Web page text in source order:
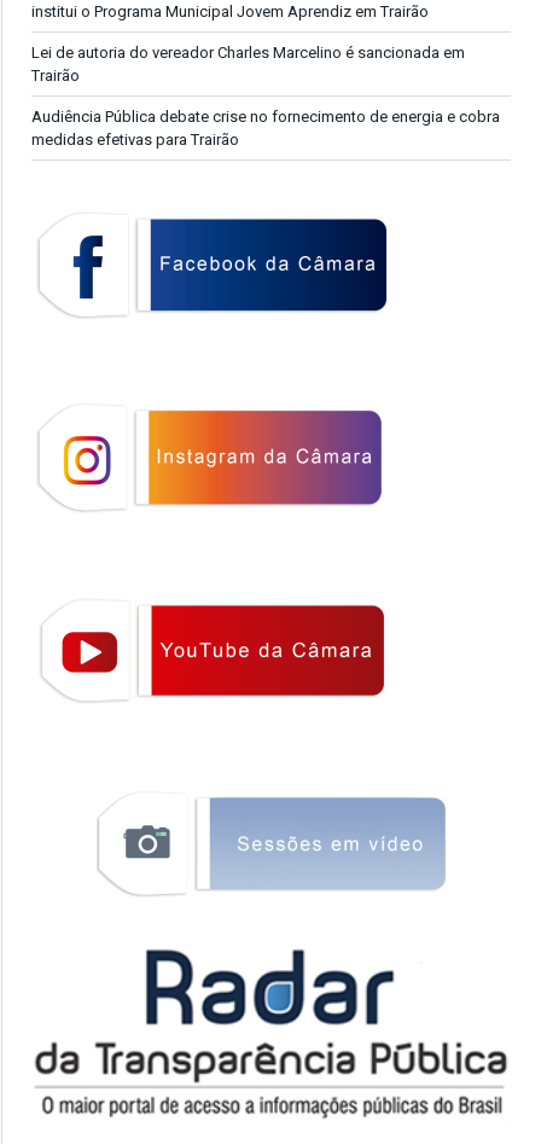
institui o Programa Municipal Jovem Aprendiz em Trairão
Lei de autoria do vereador Charles Marcelino é sancionada em
Trairão
Audiência Pública debate crise no fornecimento de energia e cobra
medidas efetivas para Trairão